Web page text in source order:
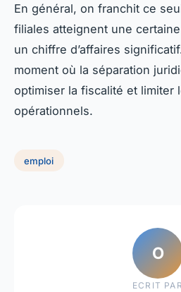
En général, on franchit ce
filiales atteignent une
un chiffre d’affaires
moment où la séparation
optimiser la fiscalité et limiter
opérationnels.
emploi
O
ECRIT PAR